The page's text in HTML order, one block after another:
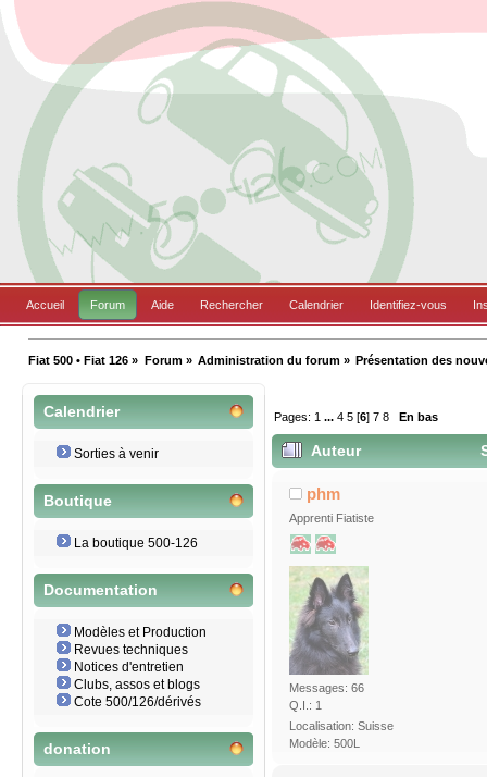
Accueil Forum Aide Rechercher Calendrier Identifiez-vous
Fiat 500 • Fiat 126 » Forum» Administration du forum» Présentation des
Calendrier
Sorties à venir
Boutique
La boutique 500-126
Documentation
Modèles et Production
Revues techniques
Notices d'entretien
Clubs, assos et blogs
Cote 500/126/dérivés
donation
Pages: 1 ...4 5 [6]7 8 En bas
Auteur
phm
Apprenti Fiatiste
Messages: 66
Q.I.: 1
Localisation: Suisse
Modèle: 500L